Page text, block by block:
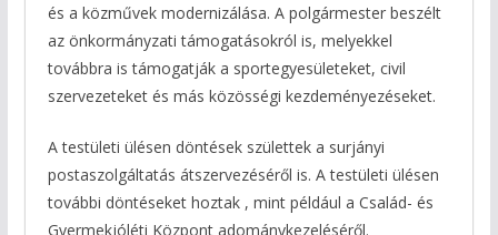
és a közművek modernizálása. A polgármester beszélt
az önkormányzati támogatásokról is, melyekkel
továbbra is támogatják a sportegyesületeket, civil
szervezeteket és más közösségi kezdeményezéseket.
A testületi ülésen döntések születtek a surjányi
postaszolgáltatás átszervezéséről is. A testületi ülésen
további döntéseket hoztak , mint például a Család- és
Gyermekjóléti Központ adománykezeléséről.